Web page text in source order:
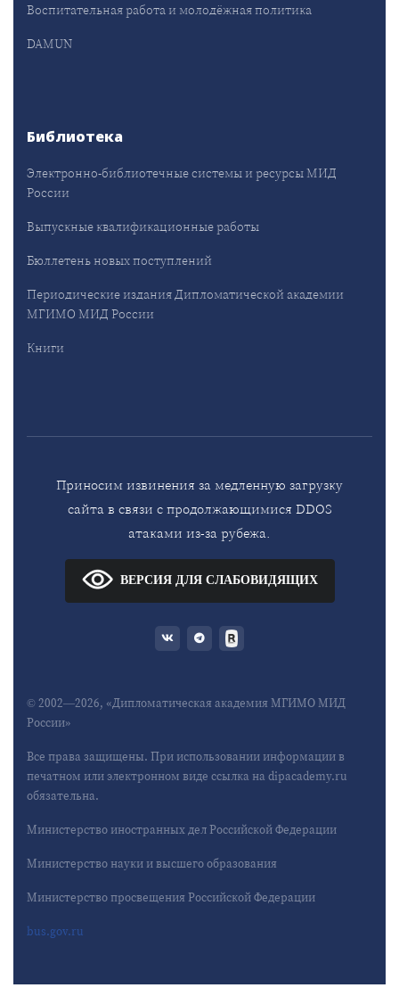
Воспитательная работа и молодёжная политика
DAMUN
Библиотека
Электронно-библиотечные системы и ресурсы МИД
России
Выпускные квалификационные работы
Бюллетень новых поступлений
Периодические издания Дипломатической академии
МГИМО МИД России
Книги
Приносим извинения за медленную загрузку
сайта в связи с продолжающимися DDOS
атаками из-за рубежа.
ВЕРСИЯ ДЛЯ СЛАБОВИДЯЩИХ
© 2002—2026, «Дипломатическая академия МГИМО МИД
России»
Все права защищены. При использовании информации в
печатном или электронном виде ссылка на dipacademy.ru
обязательна.
Министерство иностранных дел Российской Федерации
Министерство науки и высшего образования
Министерство просвещения Российской Федерации
bus.gov.ru